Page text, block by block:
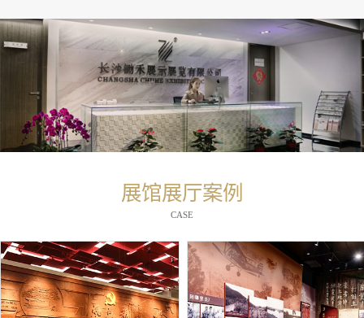
展馆展厅案例
CASE